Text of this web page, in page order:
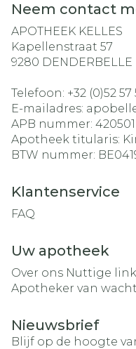
Neem contact
APOTHEEK KELLES
Kapellenstraat 57
9280 DENDERBELLE
Telefoon: +32 (0)52 57
E-mailadres:
APB nummer: 420501
Apotheek titularis:
BTW nummer:
Klantenservice
FAQ
Uw apotheek
Over ons Nuttige
Apotheker van wacht
Nieuwsbrief
Blijf op de hoogte